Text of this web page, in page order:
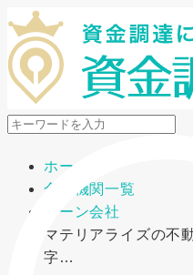
メニューを開閉
ホーム
金融機関一覧
ローン会社
マテリアライズの不
字…